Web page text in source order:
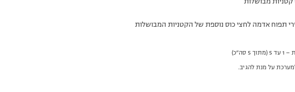
תפוח אדמה לחצי כוס נוספת של הקטניות המבושלות
על מנת להגיב.